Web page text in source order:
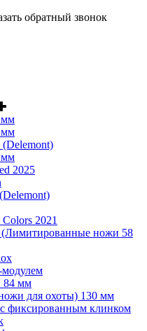
обратный звонок
мм
мм
мм
2025
2021
(Лимитированные ножи 58
84 мм
для охоты) 130 мм
фиксированным клинком